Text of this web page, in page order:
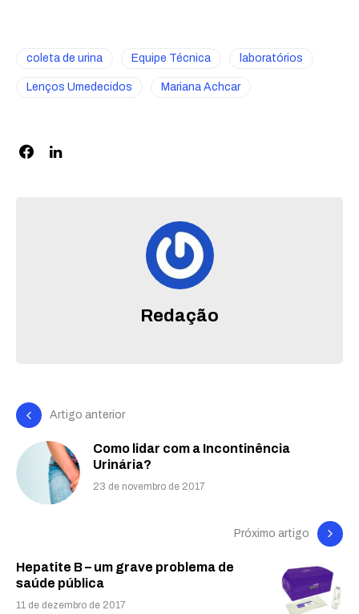
coleta de urina Equipe Técnica laboratórios
Lenços Umedecidos Mariana Achcar
Redação
Artigo anterior
Como lidar com a Incontinência
Urinária?
23 de novembro de 2017
Próximo artigo
Hepatite B – um grave problema de
saúde pública
11 de dezembro de 2017